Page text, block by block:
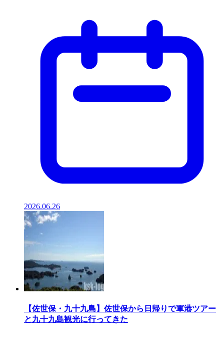
2026.06.26
【佐世保・九十九島】佐世保から日帰りで軍港ツアー
と九十九島観光に行ってきた